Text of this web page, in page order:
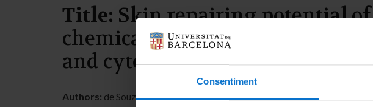
Consentiment
Title: Skin repairing potential
chemical and
and cytotoxicity over
Authors: de Souza Tavares, W.; Martin Pastor, M.; Pérez, L.; Morán, M. C.;